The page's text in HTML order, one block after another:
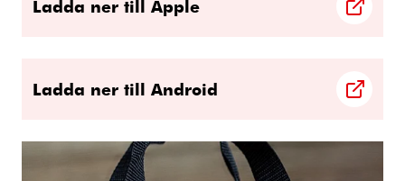
Ladda ner till Apple
Ladda ner till Android